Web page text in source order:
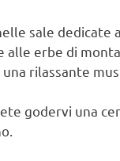
sale dedicate
erbe di
rilassante
godervi una